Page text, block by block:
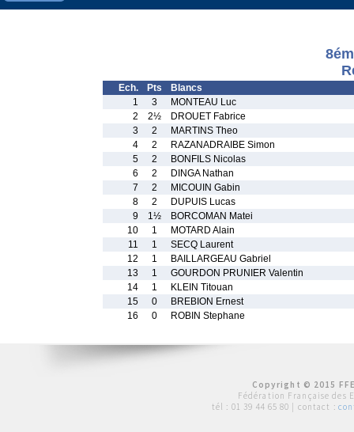
Ech. Pts
Blancs
1
3
MONTEAU Luc
2
2½
DROUET Fabrice
3
2
MARTINS Theo
4
2
RAZANADRAIBE Simon
5
2
BONFILS Nicolas
6
2
DINGA Nathan
7
2
MICOUIN Gabin
8
2
DUPUIS Lucas
9
1½
BORCOMAN Matei
10
1
MOTARD Alain
11
1
SECQ Laurent
12
1
BAILLARGEAU Gabriel
13
1
GOURDON PRUNIER Valentin
14
1
KLEIN Titouan
15
0
BREBION Ernest
16
0 ROBIN Stephane
Copyright © 2015
Fédération Française des
tél : 01 39 44 65 80 | contact :